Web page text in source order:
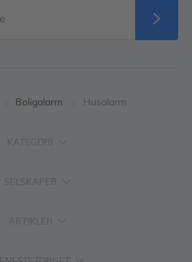
Boligalarm Husalarm